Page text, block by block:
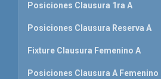
Posiciones Clausura 1ra A
Posiciones Clausura Reserva A
Fixture Clausura Femenino A
Posiciones Clausura A Femenino